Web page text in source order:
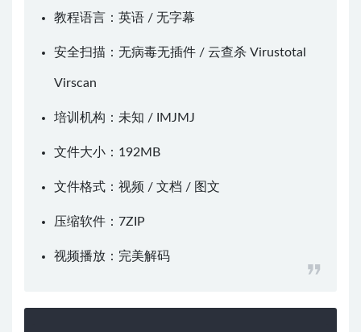
教程语言：英语 / 无字幕
安全扫描：无病毒无插件 / 云查杀 Virustotal
Virscan
培训机构：未知 / IMJMJ
文件大小：192MB
文件格式：视频 / 文档 / 图文
压缩软件： 7ZIP
视频播放： 完美解码